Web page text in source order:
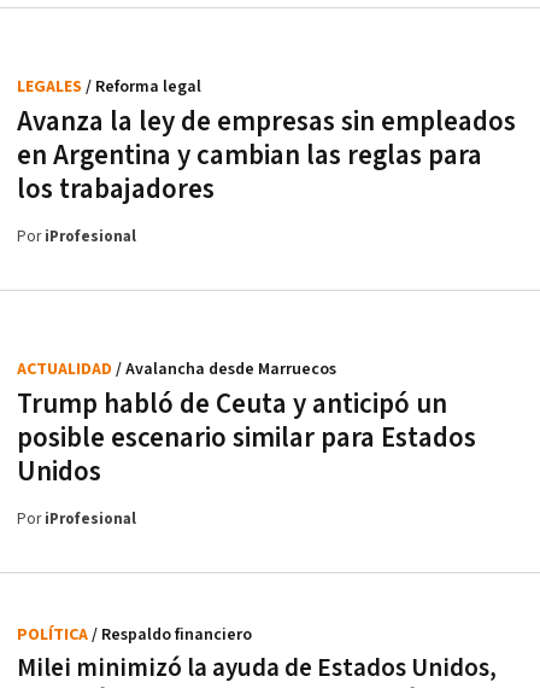
Avanza la ley de empresas sin empleados
en Argentina y cambian las reglas para
los trabajadores
LEGALES / Reforma legal
PoriProfesional
Trump habló de Ceuta y anticipó un
posible escenario similar para Estados
Unidos
ACTUALIDAD / Avalancha desde Marruecos
PoriProfesional
Milei minimizó la ayuda de Estados Unidos,
POLÍTICA/ Respaldo financiero